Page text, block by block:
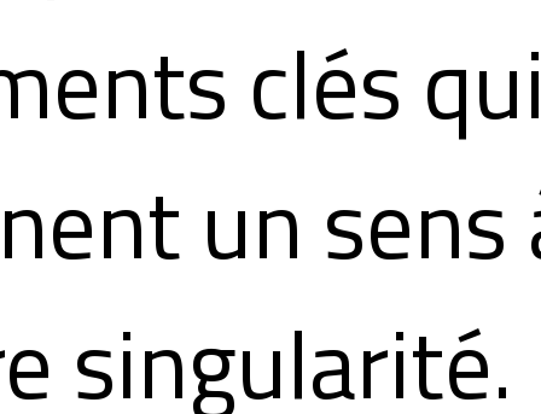
clés
un sens
singularité.